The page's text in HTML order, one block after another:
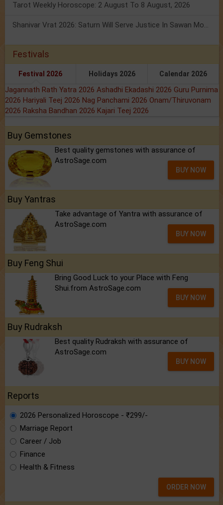
Tarot Weekly Horoscope: 2 August To 8 August, 2026
Shanivar Vrat 2026: Saturn Will Serve Justice In Sawan Month!
Festivals
Festival 2026 Holidays 2026 Calendar 2026
Jagannath Rath Yatra 2026 Ashadhi Ekadashi 2026 Guru Purnima
2026 Hariyali Teej 2026 Nag Panchami 2026 Onam/Thiruvonam
2026 Raksha Bandhan 2026 Kajari Teej 2026
Buy Gemstones
Best quality gemstones with assurance of
AstroSage.com
BUY NOW
Buy Yantras
Take advantage of Yantra with assurance of
AstroSage.com
BUY NOW
Buy Feng Shui
Bring Good Luck to your Place with Feng
Shui.from AstroSage.com
BUY NOW
Buy Rudraksh
Best quality Rudraksh with assurance of
AstroSage.com
BUY NOW
Reports
2026 Personalized Horoscope - ₹299/-
Marriage Report
Career / Job
Finance
Health & Fitness
ORDER NOW